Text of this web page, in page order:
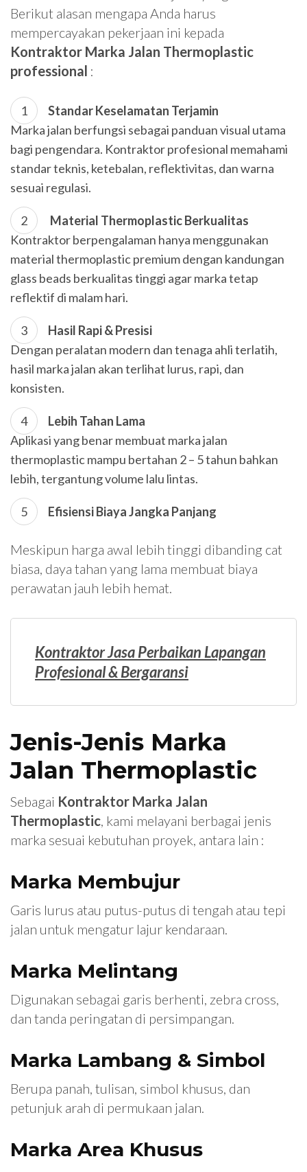
Berikut alasan mengapa Anda harus
mempercayakan pekerjaan ini kepada
Kontraktor Marka Jalan Thermoplastic
professional :
Standar Keselamatan Terjamin
Marka jalan berfungsi sebagai panduan visual utama
bagi pengendara. Kontraktor profesional memahami
standar teknis, ketebalan, reflektivitas, dan warna
sesuai regulasi.
Material Thermoplastic Berkualitas
Kontraktor berpengalaman hanya menggunakan
material thermoplastic premium dengan kandungan
glass beads berkualitas tinggi agar marka tetap
reflektif di malam hari.
Hasil Rapi & Presisi
Dengan peralatan modern dan tenaga ahli terlatih,
hasil marka jalan akan terlihat lurus, rapi, dan
konsisten.
Lebih Tahan Lama
Aplikasi yang benar membuat marka jalan
thermoplastic mampu bertahan 2 – 5 tahun bahkan
lebih, tergantung volume lalu lintas.
Efisiensi Biaya Jangka Panjang
Meskipun harga awal lebih tinggi dibanding cat
biasa, daya tahan yang lama membuat biaya
perawatan jauh lebih hemat.
Kontraktor Jasa Perbaikan Lapangan
Profesional & Bergaransi
Jenis-Jenis Marka
Jalan Thermoplastic
Sebagai Kontraktor Marka Jalan
Thermoplastic, kami melayani berbagai jenis
marka sesuai kebutuhan proyek, antara lain :
Marka Membujur
Garis lurus atau putus-putus di tengah atau tepi
jalan untuk mengatur lajur kendaraan.
Marka Melintang
Digunakan sebagai garis berhenti, zebra cross,
dan tanda peringatan di persimpangan.
Marka Lambang & Simbol
Berupa panah, tulisan, simbol khusus, dan
petunjuk arah di permukaan jalan.
Marka Area Khusus